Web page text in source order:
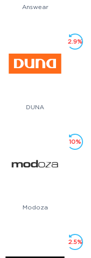
Answear
DUNA
2.9%
Modoza
10%
2.5%